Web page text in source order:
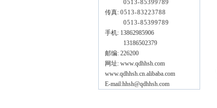
0513-85399789
传真: 0513-83223788
0513-85399789
手机: 13862985906
13186502379
邮编: 226200
网址: www.qdhhsh.com
www.qdhhsh.cn.alibaba.com
E-mail:hhsh@qdhhsh.com